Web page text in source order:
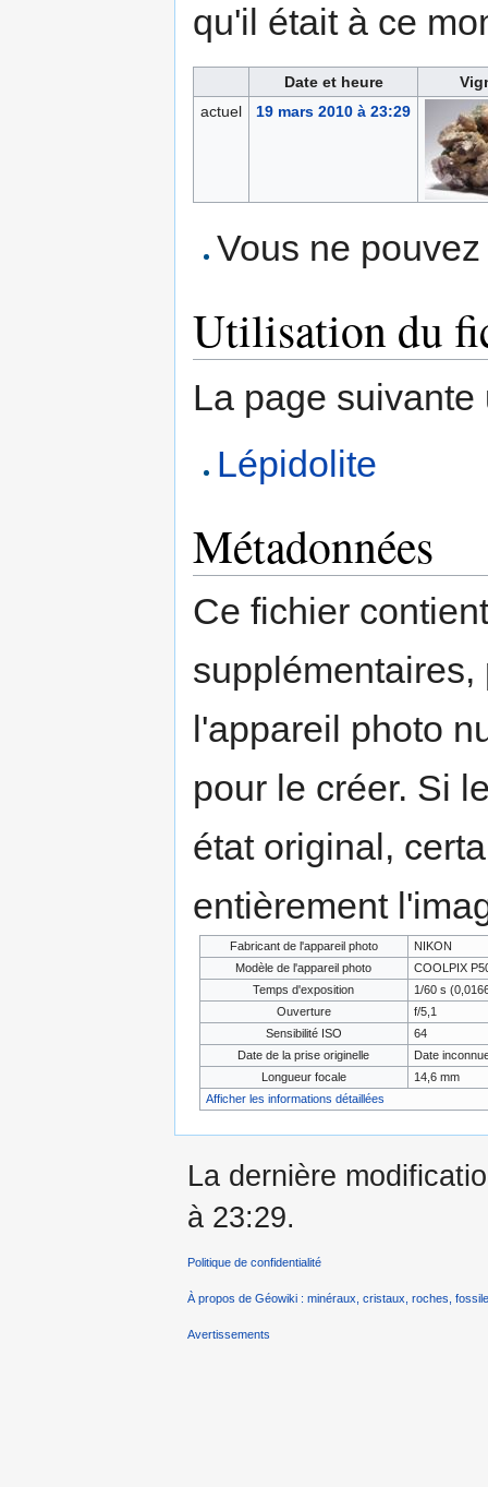
qu'il était à ce
Date et heure
actuel
19 mars 2010 à 23:29
Vous ne
Utilisation du
La page
Lépidolite
Métadonnées
Ce fichier
l'appareil photo
pour le créer. Si
état original,
entièrement
Fabricant de l'appareil photo
NIKON
Modèle de l'appareil photo
COOLPIX
Temps d'exposition
1/60 s
Ouverture
f/5,1
Sensibilité ISO
64
Date de la prise originelle
Date
Longueur focale
14,6 mm
Afficher les informations détaillées
La dernière
à 23:29.
Politique de confidentialité
À propos de Géowiki : minéraux, cristaux, roches,
Avertissements